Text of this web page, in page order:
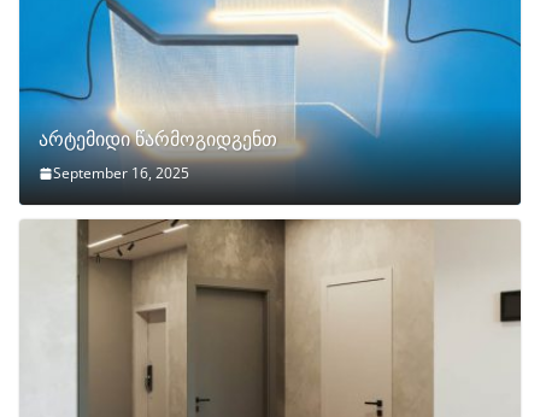
არტემიდი წარმოგიდგენთ
September 16, 2025